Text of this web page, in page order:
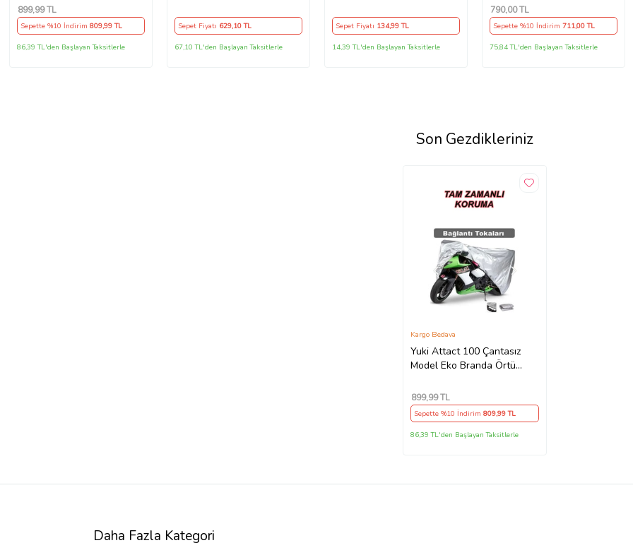
Mevsim Koruma Gri
899,99 TL
Sepette %10 İndirim 809,99 TL
86,39 TL'den Başlayan Taksitlerle
Sepet Fiyatı 629,10 TL
67,10 TL'den Başlayan Taksitlerle
Sepet Fiyatı 134,99 TL
14,39 TL'den Başlayan Taksitlerle
790,00 TL
Sepette %10 İndirim 711,00 TL
75,84 TL'den Başlayan Taksitlerle
Son Gezdikleriniz
Yuki Attact 100 Çantasız
Model Eko Branda Örtü
Kargo Bedava
899,99 TL
Sepette %10 İndirim809,99 TL
86,39 TL'den Başlayan Taksitlerle
Daha Fazla Kategori